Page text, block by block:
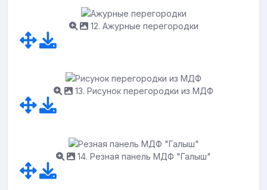
12. Ажурные перегородки
13. Рисунок перегородки из МДФ
14. Резная панель МДФ "Галыш"